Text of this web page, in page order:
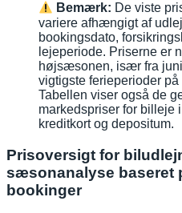
Bemærk: De viste
variere afhængigt af
bookingsdato,
lejeperiode. Priserne er
højsæsonen, især fra
vigtigste ferieperioder
Tabellen viser også de
markedspriser for billeje
kreditkort og depositum.
Prisoversigt for
sæsonanalyse baseret
bookinger